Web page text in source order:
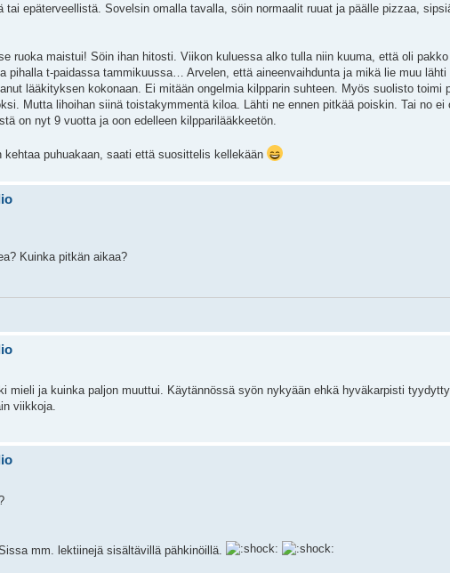
epäterveellistä. Sovelsin omalla tavalla, söin normaalit ruuat ja päälle pizzaa,
ruoka maistui! Söin ihan hitosti. Viikon kuluessa alko tulla niin kuuma, että oli
pihalla t-paidassa tammikuussa… Arvelen, että aineenvaihdunta ja mikä lie muu
lääkityksen kokonaan. Ei mitään ongelmia kilpparin suhteen. Myös suolisto toimi
Mutta lihoihan siinä toistakymmentä kiloa. Lähti ne ennen pitkää poiskin. Tai no ei
on nyt 9 vuotta ja oon edelleen kilpparilääkkeetön.
puhuakaan, saati että suosittelis kellekään
Kuinka pitkän aikaa?
mieli ja kuinka paljon muuttui. Käytännössä syön nykyään ehkä hyväkarpisti
viikkoja.
mm. lektiinejä sisältävillä pähkinöillä.